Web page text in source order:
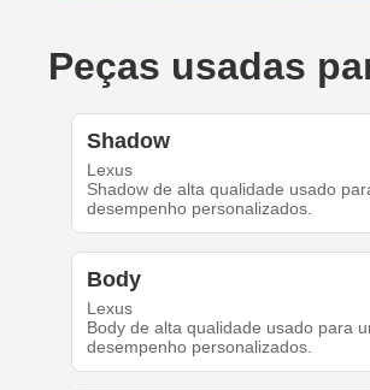
Peças usadas
Shadow
Lexus
Shadow de alta qualidade usado
desempenho personalizados.
Body
Lexus
Body de alta qualidade usado para
desempenho personalizados.